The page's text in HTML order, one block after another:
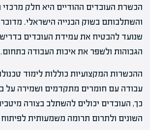
הכשרת העובדים ההודיים היא חלק מרכזי
והשתלבותם בשוק הבנייה הישראלי. מדובר
שנועד להבטיח את עמידת העובדים
הגבוהות ולשפר את איכות העבודה בתחום.
ההכשרות המקצועיות כוללות לימוד
עבודה עם חומרים מתקדמים ושמירה על
כך, העובדים יכולים להשתלב בצורה
השונים ולתרום תרומה משמעותית